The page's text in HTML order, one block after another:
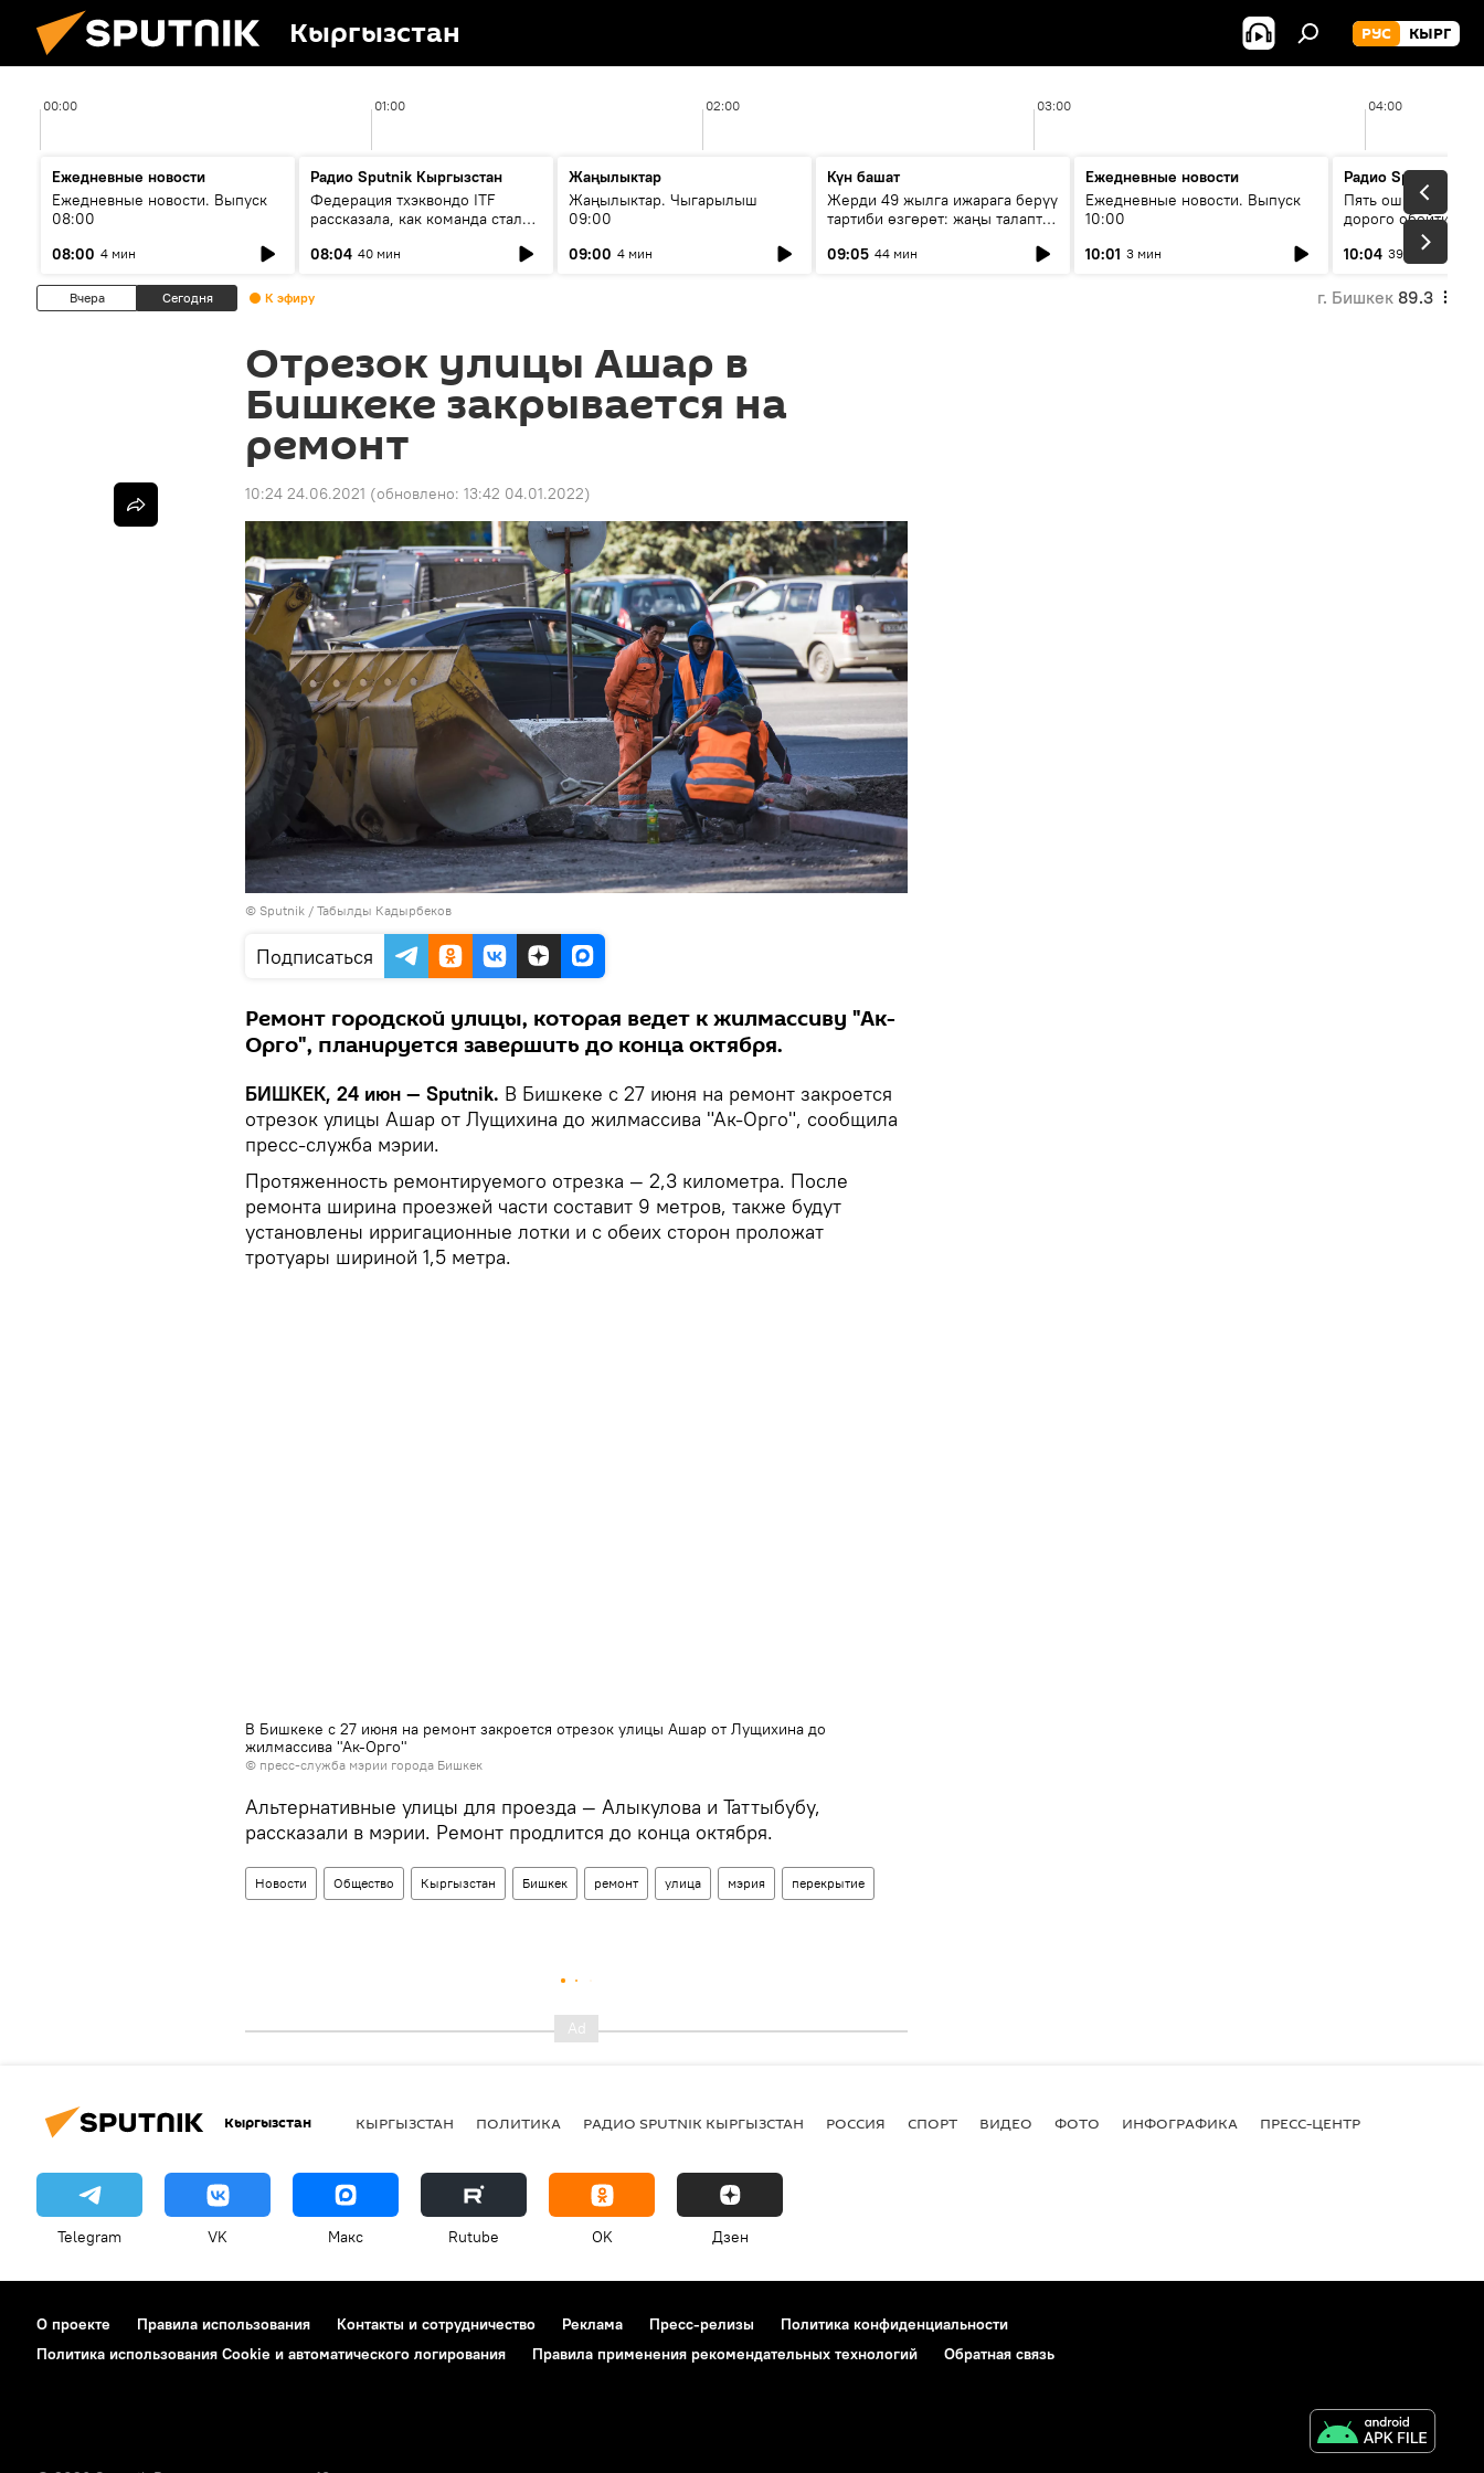
Кыргызстан РУС КЫРГ
00:00 01:00 02:00 03:00 04:00
Ежедневные новости
Ежедневные новости. Выпуск
08:00
08:00 4 мин
Радио Sputnik Кыргызстан
Федерация тхэквондо ITF
рассказала, как команда стала
08:04 40 мин
Жаңылыктар
Жаңылыктар. Чыгарылыш
09:00
09:00 4 мин
Күн башат
Жерди 49 жылга ижарага берүү
тартиби өзгөрөт: жаңы талаптар
09:05 44 мин
Ежедневные новости
Ежедневные новости. Выпуск
10:00
10:01 3 мин
Радио Sputnik
Пять ошибок
дорого обойтись
10:04 39 мин
Вчера Сегодня К эфиру г. Бишкек 89.3
Отрезок улицы Ашар в
Бишкеке закрывается на
ремонт
10:24 24.06.2021 (обновлено: 13:42 04.01.2022)
© Sputnik / Табылды Кадырбеков
Подписаться
Ремонт городской улицы, которая ведет к жилмассиву "Ак-
Орго", планируется завершить до конца октября.
БИШКЕК, 24 июн — Sputnik. В Бишкеке с 27 июня на ремонт закроется
отрезок улицы Ашар от Лущихина до жилмассива "Ак-Орго", сообщила
пресс-служба мэрии.
Протяженность ремонтируемого отрезка — 2,3 километра. После
ремонта ширина проезжей части составит 9 метров, также будут
установлены ирригационные лотки и с обеих сторон проложат
тротуары шириной 1,5 метра.
В Бишкеке с 27 июня на ремонт закроется отрезок улицы Ашар от Лущихина до
жилмассива "Ак-Орго"
© пресс-служба мэрии города Бишкек
Альтернативные улицы для проезда — Алыкулова и Таттыбубу,
рассказали в мэрии. Ремонт продлится до конца октября.
Новости Общество Кыргызстан Бишкек ремонт улица мэрия перекрытие
Кыргызстан КЫРГЫЗСТАН ПОЛИТИКА РАДИО SPUTNIK КЫРГЫЗСТАН РОССИЯ СПОРТ ВИДЕО ФОТО ИНФОГРАФИКА ПРЕСС-ЦЕНТР
Telegram VK Макс Rutube OK Дзен
О проекте Правила использования Контакты и сотрудничество Реклама Пресс-релизы
Политика конфиденциальности
Политика использования Cookie и автоматического логирования
Правила применения рекомендательных технологий Обратная связь